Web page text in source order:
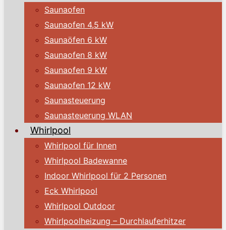
Saunaofen
Saunaofen 4,5 kW
Saunaöfen 6 kW
Saunaofen 8 kW
Saunaofen 9 kW
Saunaofen 12 kW
Saunasteuerung
Saunasteuerung WLAN
Whirlpool
Whirlpool für Innen
Whirlpool Badewanne
Indoor Whirlpool für 2 Personen
Eck Whirlpool
Whirlpool Outdoor
Whirlpoolheizung – Durchlauferhitzer